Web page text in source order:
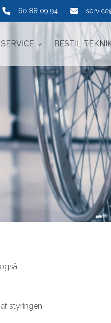
60 88 09 94
BESTIL
styringen.